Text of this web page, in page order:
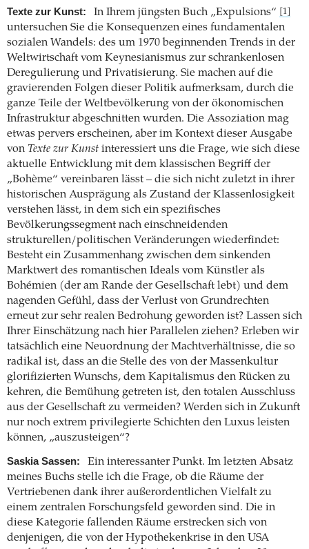
Texte zur Kunst: In Ihrem jüngsten Buch „Expulsions“ [1]
untersuchen Sie die Konsequenzen eines fundamentalen
sozialen Wandels: des um 1970 beginnenden Trends in der
Weltwirtschaft vom Keynesianismus zur schrankenlosen
Deregulierung und Privatisierung. Sie machen auf die
gravierenden Folgen dieser Politik aufmerksam, durch die
ganze Teile der Weltbevölkerung von der ökonomischen
Infrastruktur abgeschnitten wurden. Die Assoziation mag
etwas pervers erscheinen, aber im Kontext dieser Ausgabe
von Texte zur Kunst interessiert uns die Frage, wie sich diese
aktuelle Entwicklung mit dem klassischen Begriff der
„Bohème“ vereinbaren lässt – die sich nicht zuletzt in ihrer
historischen Ausprägung als Zustand der Klassenlosigkeit
verstehen lässt, in dem sich ein spezifisches
Bevölkerungssegment nach einschneidenden
strukturellen/politischen Veränderungen wiederfindet:
Besteht ein Zusammenhang zwischen dem sinkenden
Marktwert des romantischen Ideals vom Künstler als
Bohémien (der am Rande der Gesellschaft lebt) und dem
nagenden Gefühl, dass der Verlust von Grundrechten
erneut zur sehr realen Bedrohung geworden ist? Lassen sich
Ihrer Einschätzung nach hier Parallelen ziehen? Erleben wir
tatsächlich eine Neuordnung der Machtverhältnisse, die so
radikal ist, dass an die Stelle des von der Massenkultur
glorifizierten Wunschs, dem Kapitalismus den Rücken zu
kehren, die Bemühung getreten ist, den totalen Ausschluss
aus der Gesellschaft zu vermeiden? Werden sich in Zukunft
nur noch extrem privilegierte Schichten den Luxus leisten
können, „auszusteigen“?
Saskia Sassen:
Ein interessanter Punkt. Im letzten Absatz
meines Buchs stelle ich die Frage, ob die Räume der
Vertriebenen dank ihrer außerordentlichen Vielfalt zu
einem zentralen Forschungsfeld geworden sind. Die in
diese Kategorie fallenden Räume erstrecken sich von
denjenigen, die von der Hypothekenkrise in den USA